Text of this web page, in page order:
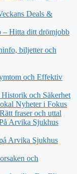
Deals &
– Hitta ditt drömjobb
biljetter och
och Effektiv
och Säkerhet
Nyheter i Fokus
fraser och uttal
Arvika Sjukhus
Arvika Sjukhus
och